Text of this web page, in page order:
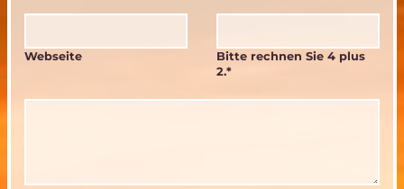
Webseite
Bitte rechnen Sie 4 plus
2.*